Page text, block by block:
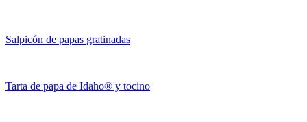
Salpicón de papas gratinadas
Tarta de papa de Idaho® y tocino